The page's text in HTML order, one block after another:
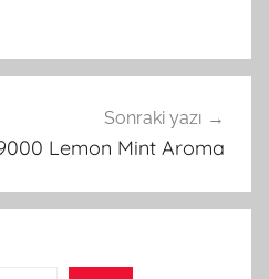
Sonraki yazı
Lemon Mint Aroma